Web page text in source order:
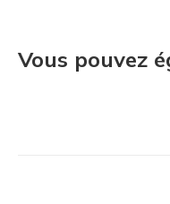
Vous pouvez